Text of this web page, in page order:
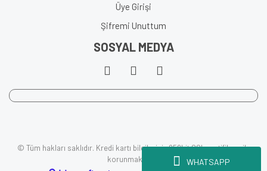
WHATSAPP
Üye Girişi
Şifremi Unuttum
SOSYAL MEDYA
© Tüm hakları saklıdır. Kredi kartı bilgileriniz 256bit SSL sertifikası ile
korunmaktadır.